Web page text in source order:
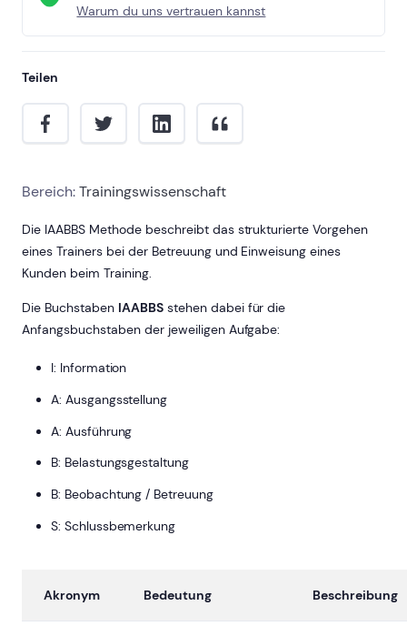
Warum du uns vertrauen kannst
Teilen
Bereich:Trainingswissenschaft
Die IAABBS Methode beschreibt das strukturierte Vorgehen
eines Trainers bei der Betreuung und Einweisung eines
Kunden beim Training.
Die Buchstaben IAABBSstehen dabei für die
Anfangsbuchstaben der jeweiligen Aufgabe:
I: Information
A: Ausgangsstellung
A: Ausführung
B: Belastungsgestaltung
B: Beobachtung / Betreuung
S: Schlussbemerkung
Akronym Bedeutung Beschreibung